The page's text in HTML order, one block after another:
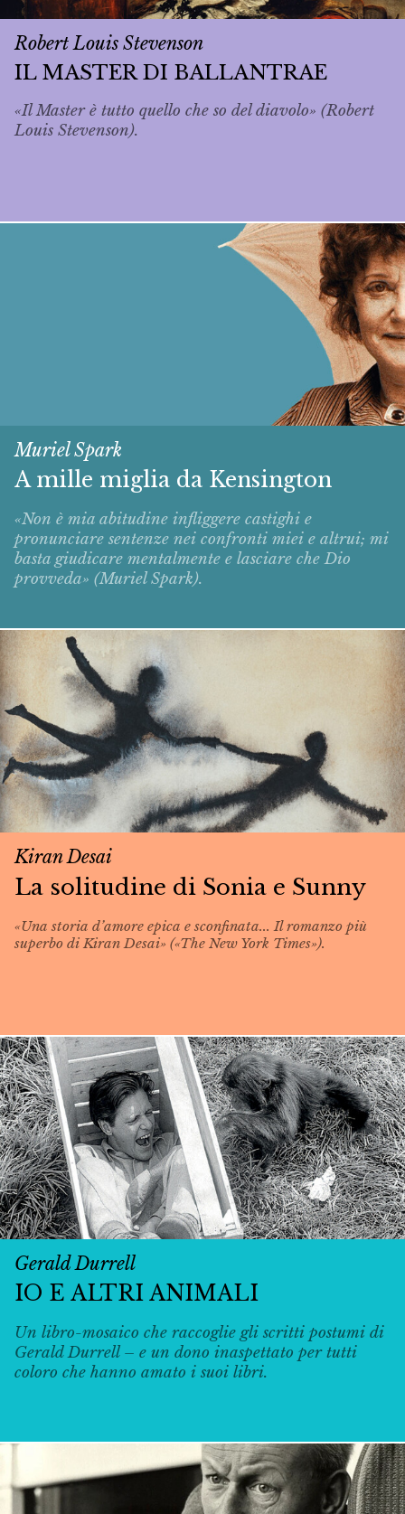
Robert Louis Stevenson
IL MASTER DI BALLANTRAE
«Il Master è tutto quello che so del diavolo» (Robert
Louis Stevenson).
Muriel Spark
A mille miglia da Kensington
«Non è mia abitudine infliggere castighi e
pronunciare sentenze nei confronti miei e altrui; mi
basta giudicare mentalmente e lasciare che Dio
provveda» (Muriel Spark).
Kiran Desai
La solitudine di Sonia e Sunny
«Una storia d’amore epica e sconfinata... Il romanzo più
superbo di Kiran Desai» («The New York Times»).
Gerald Durrell
IO E ALTRI ANIMALI
Un libro-mosaico che raccoglie gli scritti postumi di
Gerald Durrell – e un dono inaspettato per tutti
coloro che hanno amato i suoi libri.